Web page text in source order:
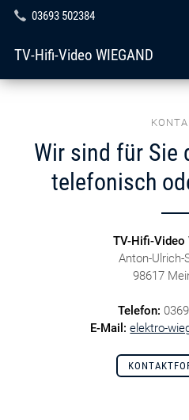
03693 502384
TV-Hifi-Video WIEGAND
Wir sind für Sie
telefonisch
TV-Hifi-Video
Anton-Ulrich-
98617
Telefon:
E-Mail: elektro-